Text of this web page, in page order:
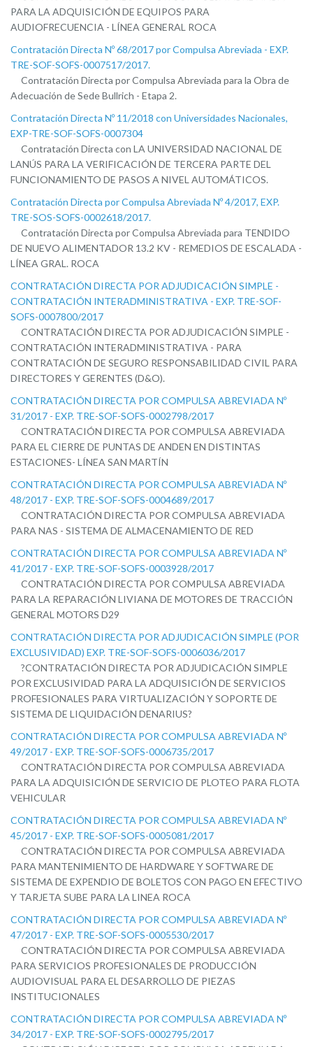
PARA LA ADQUISICIÓN DE EQUIPOS PARA
AUDIOFRECUENCIA - LÍNEA GENERAL ROCA
Contratación Directa Nº 68/2017 por Compulsa Abreviada - EXP.
TRE-SOF-SOFS-0007517/2017.
Contratación Directa por Compulsa Abreviada para la Obra de
Adecuación de Sede Bullrich - Etapa 2.
Contratación Directa Nº 11/2018 con Universidades Nacionales,
EXP-TRE-SOF-SOFS-0007304
Contratación Directa con LA UNIVERSIDAD NACIONAL DE
LANÚS PARA LA VERIFICACIÓN DE TERCERA PARTE DEL
FUNCIONAMIENTO DE PASOS A NIVEL AUTOMÁTICOS.
Contratación Directa por Compulsa Abreviada Nº 4/2017, EXP.
TRE-SOS-SOFS-0002618/2017.
Contratación Directa por Compulsa Abreviada para TENDIDO
DE NUEVO ALIMENTADOR 13.2 KV - REMEDIOS DE ESCALADA -
LÍNEA GRAL. ROCA
CONTRATACIÓN DIRECTA POR ADJUDICACIÓN SIMPLE -
CONTRATACIÓN INTERADMINISTRATIVA - EXP. TRE-SOF-
SOFS-0007800/2017
CONTRATACIÓN DIRECTA POR ADJUDICACIÓN SIMPLE -
CONTRATACIÓN INTERADMINISTRATIVA - PARA
CONTRATACIÓN DE SEGURO RESPONSABILIDAD CIVIL PARA
DIRECTORES Y GERENTES (D&O).
CONTRATACIÓN DIRECTA POR COMPULSA ABREVIADA Nº
31/2017 - EXP. TRE-SOF-SOFS-0002798/2017
CONTRATACIÓN DIRECTA POR COMPULSA ABREVIADA
PARA EL CIERRE DE PUNTAS DE ANDEN EN DISTINTAS
ESTACIONES- LÍNEA SAN MARTÍN
CONTRATACIÓN DIRECTA POR COMPULSA ABREVIADA Nº
48/2017 - EXP. TRE-SOF-SOFS-0004689/2017
CONTRATACIÓN DIRECTA POR COMPULSA ABREVIADA
PARA NAS - SISTEMA DE ALMACENAMIENTO DE RED
CONTRATACIÓN DIRECTA POR COMPULSA ABREVIADA Nº
41/2017 - EXP. TRE-SOF-SOFS-0003928/2017
CONTRATACIÓN DIRECTA POR COMPULSA ABREVIADA
PARA LA REPARACIÓN LIVIANA DE MOTORES DE TRACCIÓN
GENERAL MOTORS D29
CONTRATACIÓN DIRECTA POR ADJUDICACIÓN SIMPLE (POR
EXCLUSIVIDAD) EXP. TRE-SOF-SOFS-0006036/2017
?CONTRATACIÓN DIRECTA POR ADJUDICACIÓN SIMPLE
POR EXCLUSIVIDAD PARA LA ADQUISICIÓN DE SERVICIOS
PROFESIONALES PARA VIRTUALIZACIÓN Y SOPORTE DE
SISTEMA DE LIQUIDACIÓN DENARIUS?
CONTRATACIÓN DIRECTA POR COMPULSA ABREVIADA Nº
49/2017 - EXP. TRE-SOF-SOFS-0006735/2017
CONTRATACIÓN DIRECTA POR COMPULSA ABREVIADA
PARA LA ADQUISICIÓN DE SERVICIO DE PLOTEO PARA FLOTA
VEHICULAR
CONTRATACIÓN DIRECTA POR COMPULSA ABREVIADA Nº
45/2017 - EXP. TRE-SOF-SOFS-0005081/2017
CONTRATACIÓN DIRECTA POR COMPULSA ABREVIADA
PARA MANTENIMIENTO DE HARDWARE Y SOFTWARE DE
SISTEMA DE EXPENDIO DE BOLETOS CON PAGO EN EFECTIVO
Y TARJETA SUBE PARA LA LINEA ROCA
CONTRATACIÓN DIRECTA POR COMPULSA ABREVIADA Nº
47/2017 - EXP. TRE-SOF-SOFS-0005530/2017
CONTRATACIÓN DIRECTA POR COMPULSA ABREVIADA
PARA SERVICIOS PROFESIONALES DE PRODUCCIÓN
AUDIOVISUAL PARA EL DESARROLLO DE PIEZAS
INSTITUCIONALES
CONTRATACIÓN DIRECTA POR COMPULSA ABREVIADA Nº
34/2017 - EXP. TRE-SOF-SOFS-0002795/2017